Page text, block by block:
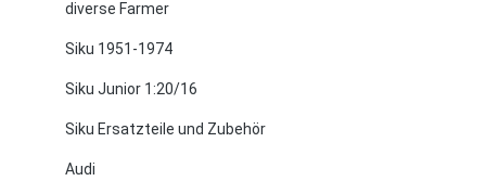
diverse Farmer
Siku 1951-1974
Siku Junior 1:20/16
Siku Ersatzteile und Zubehör
Audi